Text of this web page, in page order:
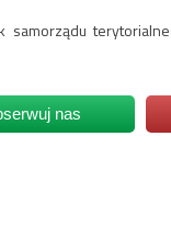
samorządu
nas